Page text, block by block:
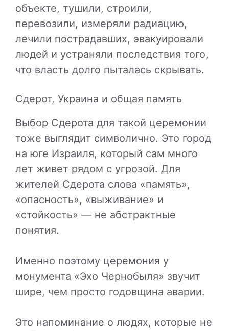
объекте, тушили, строили,
перевозили, измеряли радиацию,
лечили пострадавших, эвакуировали
людей и устраняли последствия того,
что власть долго пыталась скрывать.
Сдерот, Украина и общая память
Выбор Сдерота для такой церемонии
тоже выглядит символично. Это город
на юге Израиля, который сам много
лет живет рядом с угрозой. Для
жителей Сдерота слова «память»,
«опасность», «выживание» и
«стойкость» — не абстрактные
понятия.
Именно поэтому церемония у
монумента «Эхо Чернобыля» звучит
шире, чем просто годовщина аварии.
Это напоминание о людях, которые не